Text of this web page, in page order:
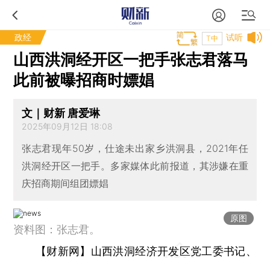
政经 试听
T中
山西洪洞经开区一把手张志君落马
此前被曝招商时嫖娼
文｜财新 唐爱琳
2025年09月12日 18:08
张志君现年50岁，仕途未出家乡洪洞县，2021年任
洪洞经开区一把手。多家媒体此前报道，其涉嫌在重
庆招商期间组团嫖娼
原图
资料图：张志君。
【财新网】 山西洪洞经济开发区党工委书记、